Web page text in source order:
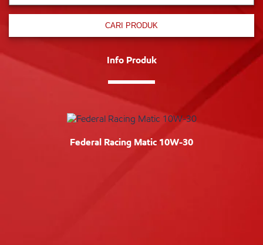
CARI PRODUK
Info Produk
Federal Racing Matic 10W-30